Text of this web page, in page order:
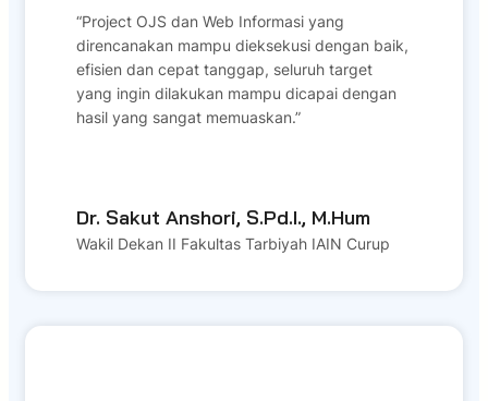
“Project OJS dan Web Informasi yang
direncanakan mampu dieksekusi dengan baik,
efisien dan cepat tanggap, seluruh target
yang ingin dilakukan mampu dicapai dengan
hasil yang sangat memuaskan.”
Dr. Sakut Anshori, S.Pd.I., M.Hum
Wakil Dekan II Fakultas Tarbiyah IAIN Curup